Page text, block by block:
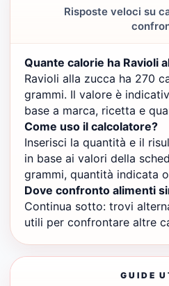
Risposte veloci su
Quante calorie ha Ravioli
Ravioli alla zucca ha 270
grammi. Il valore è
base a marca, ricetta e
Come uso il calcolatore?
Inserisci la quantità e il
in base ai valori della
grammi, quantità indicata
Dove confronto alimenti
Continua sotto: trovi
utili per confrontare altre
GUIDE